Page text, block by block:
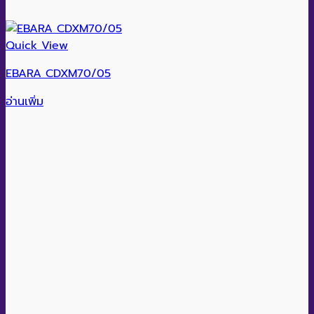
Quick View
EBARA CDXM70/05
อ่านเพิ่ม